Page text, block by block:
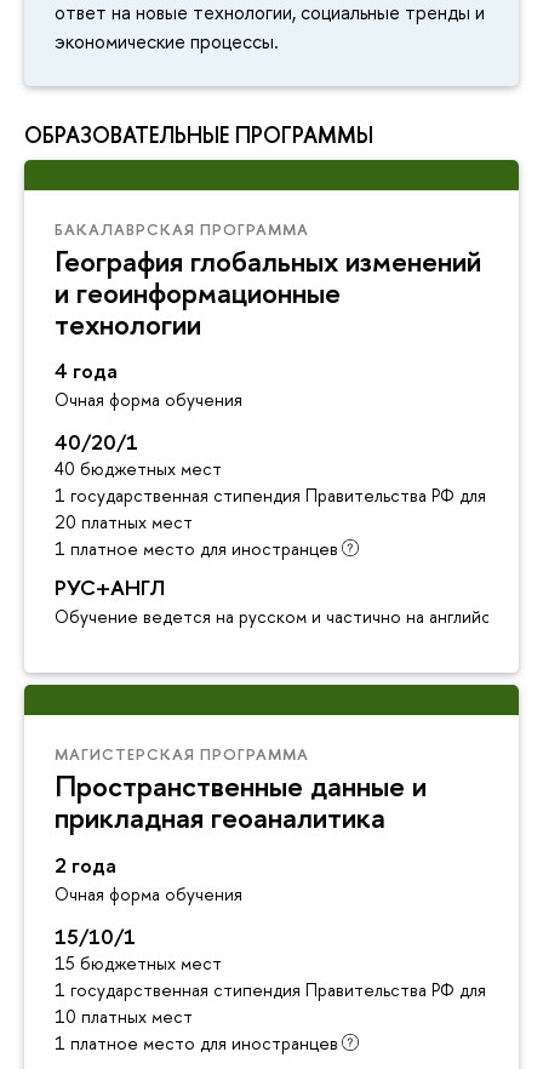
ответ на новые технологии, социальные тренды и
экономические процессы.
ОБРАЗОВАТЕЛЬНЫЕ ПРОГРАММЫ
БАКАЛАВРСКАЯ ПРОГРАММА
География глобальных изменений
и геоинформационные
технологии
4 года
Очная форма обучения
40/20/1
40 бюджетных мест
1 государственная стипендия Правительства РФ для
20 платных мест
1 платное место для иностранцев
РУС+АНГЛ
Обучение ведется на русском и частично на английском
МАГИСТЕРСКАЯ ПРОГРАММА
Пространственные данные и
прикладная геоаналитика
2 года
Очная форма обучения
15/10/1
15 бюджетных мест
1 государственная стипендия Правительства РФ для
10 платных мест
1 платное место для иностранцев